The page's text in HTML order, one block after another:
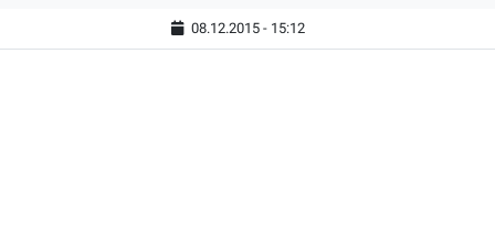
08.12.2015 - 15:12
Tohum